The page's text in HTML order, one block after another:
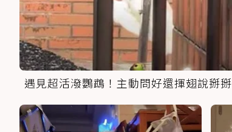
遇見超活潑鸚鵡！主動問好還揮翅說掰掰